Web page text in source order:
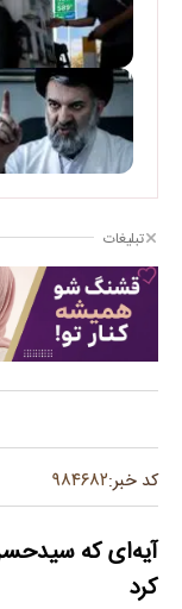
تبلیغات
کد خبر:۹۸۴۶۸۲
آیه‌ای که
کرد